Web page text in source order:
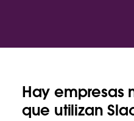
Hay empresas
que utilizan